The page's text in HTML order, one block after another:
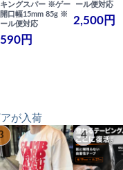
ングスパー ※ゲー
開口幅15mm 85g ※
ル便対応
円
ール便対応
2,500円
が入荷
4